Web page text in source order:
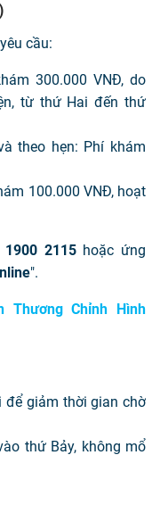
cầu:
300.000 VNĐ, do
từ thứ Hai đến thứ
theo hẹn: Phí khám
100.000 VNĐ, hoạt
2115hoặc ứng
".
Thương Chỉnh Hình
để giảm thời gian chờ
thứ Bảy, không mổ